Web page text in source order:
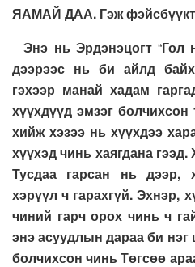
ЯАМАЙ ДАА. Гэж
Энэ нь Эрдэнэцогт“Гол
дээрээс нь би айлд
гэхээр манай хадам
хүүхдүүд эмзэг
хийж хэзээ нь хүүхдээ
хүүхэд чинь хаягдана
Тусдаа гарсан нь
хэрүүл ч гарахгүй. Эхнэр,
чиний гарч орох чинь ч
энэ асуудлын дараа би нэг
болчихсон чинь Төгсөө